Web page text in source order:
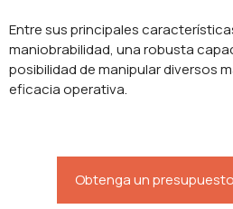
Entre sus principales
maniobrabilidad, una robusta
posibilidad de manipular diversos
eficacia operativa.
Obtenga un